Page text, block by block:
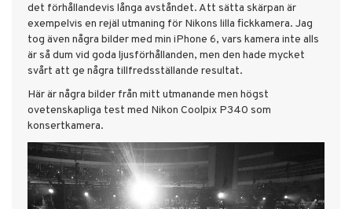
det förhållandevis långa avståndet. Att sätta skärpan är
exempelvis en rejäl utmaning för Nikons lilla fickkamera. Jag
tog även några bilder med min iPhone 6, vars kamera inte alls
är så dum vid goda ljusförhållanden, men den hade mycket
svårt att ge några tillfredsställande resultat.
Här är några bilder från mitt utmanande men högst
ovetenskapliga test med Nikon Coolpix P340 som
konsertkamera.